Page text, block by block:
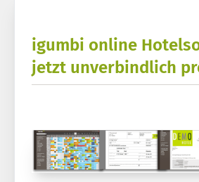
igumbi online
jetzt unverbindlich